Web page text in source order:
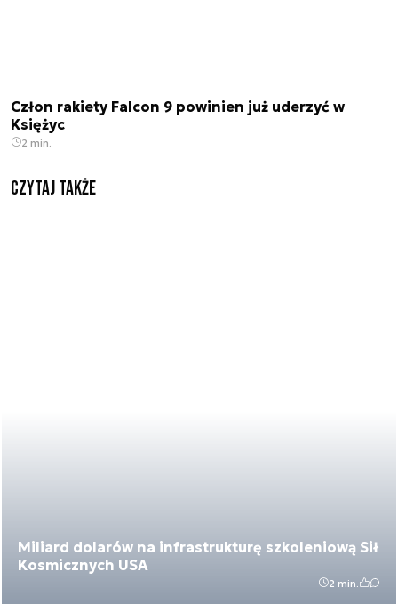
Człon rakiety Falcon 9 powinien już uderzyć w
Księżyc
2 min.
Czytaj także
Miliard dolarów na infrastrukturę szkoleniową Sił
Kosmicznych USA
2 min.